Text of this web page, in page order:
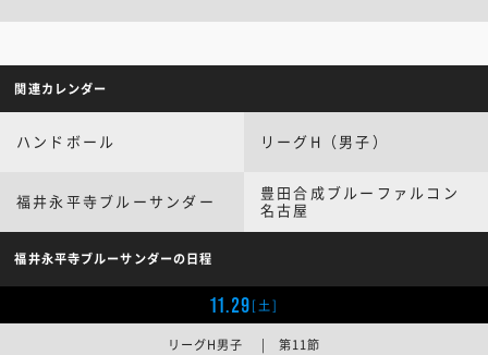
関連カレンダー
ハンドボール リーグH（男子）
福井永平寺ブルーサンダー
豊田合成ブルーファルコン
名古屋
福井永平寺ブルーサンダーの日程
11.29[土]
リーグH男子 | 第11節